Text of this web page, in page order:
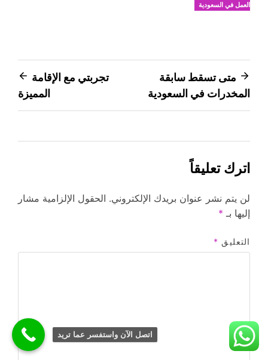
العمل في السعودية
تصفّح
المقالات
متى تسقط سابقة
المخدرات في السعودية
تجربتي مع الإقامة
المميزة
اترك تعليقاً
لن يتم نشر عنوان بريدك الإلكتروني. الحقول الإلزامية مشار
إليها بـ *
التعليق *
اتصل الآن واستفسر عما تريد